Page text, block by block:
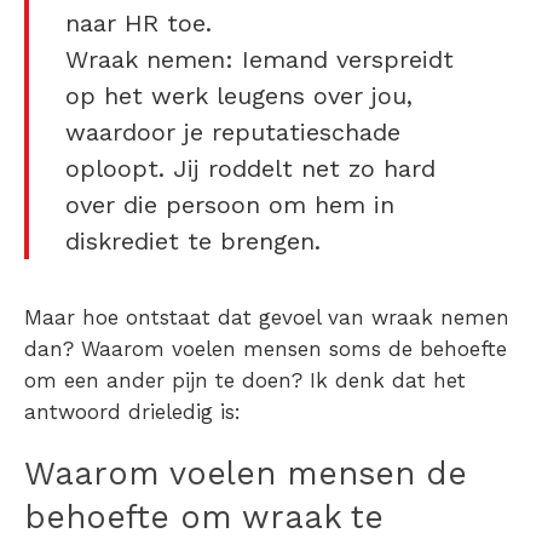
naar HR toe.
Wraak nemen: Iemand verspreidt
op het werk leugens over jou,
waardoor je reputatieschade
oploopt. Jij roddelt net zo hard
over die persoon om hem in
diskrediet te brengen.
Maar hoe ontstaat dat gevoel van wraak nemen
dan? Waarom voelen mensen soms de behoefte
om een ander pijn te doen? Ik denk dat het
antwoord drieledig is:
Waarom voelen mensen de
behoefte om wraak te